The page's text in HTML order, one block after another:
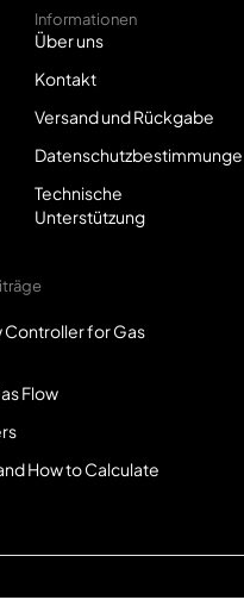
Informationen
Über uns
Kontakt
Versand und Rückgabe
Technische
Unterstützung
Controller for Gas
Flow
How to Calculate